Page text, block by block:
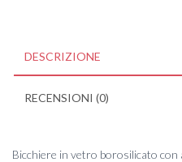
DESCRIZIONE
RECENSIONI (0)
Bicchiere in vetro borosilicato